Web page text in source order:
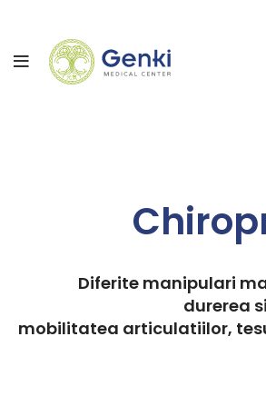
Diferite manipulari
durerea
mobilitatea articulatiilor,